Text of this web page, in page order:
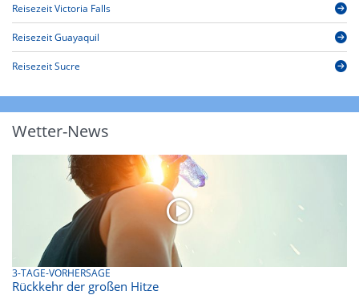
Reisezeit Victoria Falls
Reisezeit Guayaquil
Reisezeit Sucre
Wetter-News
3-TAGE-VORHERSAGE
Rückkehr der großen Hitze